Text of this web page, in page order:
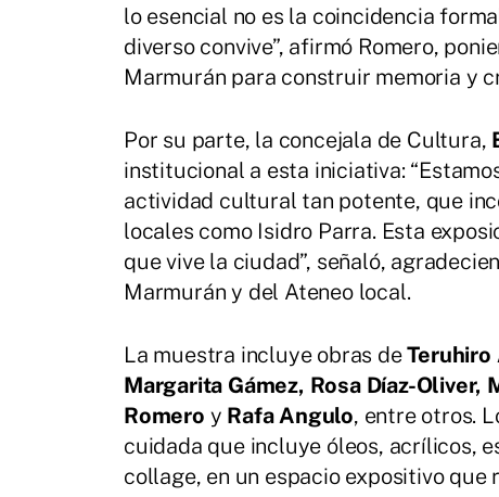
lo esencial no es la coincidencia
diverso convive”, afirmó Romero,
Marmurán para construir memoria y
Por su parte, la concejala de Cultura,
institucional a esta iniciativa:
actividad cultural tan potente, que
locales como Isidro Parra. Esta
que vive la ciudad”, señaló,
Marmurán y del Ateneo local.
La muestra incluye obras deTeruhiro
Margarita Gámez, Rosa Díaz-Oliver,
Romero y Rafa Angulo, entre otros.
cuidada que incluye óleos, acrílicos,
collage, en un espacio expositivo